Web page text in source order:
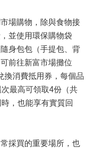
場購物，除與食物接
並使用環保購物袋
身包包（手提包、背
前往新富市場攤位
換消費抵用券，每個品
最高可領取4份（共
，也能享有實質回
採買的重要場所，也